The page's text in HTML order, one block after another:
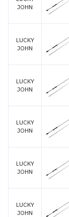
JOHN
LUCKY
JOHN
LUCKY
JOHN
LUCKY
JOHN
LUCKY
JOHN
LUCKY
JOHN